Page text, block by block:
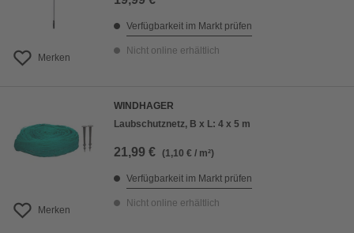
Merken
Verfügbarkeit im Markt prüfen
Nicht online erhältlich
Merken
WINDHAGER
Laubschutznetz, B x L: 4 x 5 m
21,99 € (1,10 € / m²)
Verfügbarkeit im Markt prüfen
Nicht online erhältlich